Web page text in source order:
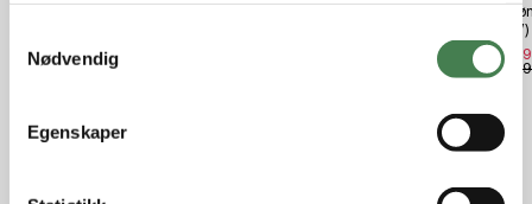
Nødvendig
Egenskaper
kr 2 999,00
(M/
kr 1
kr 2